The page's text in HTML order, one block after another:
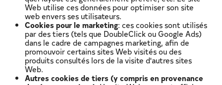
Web utilise ces données pour optimiser son site
web envers ses utilisateurs.
Cookies pour le marketing: ces cookies sont utilisés
par des tiers (tels que DoubleClick ou Google Ads)
dans le cadre de campagnes marketing, afin de
promouvoir certains sites Web visités ou des
produits consultés lors de la visite d'autres sites
Web.
Autres cookies de tiers (y compris en provenance